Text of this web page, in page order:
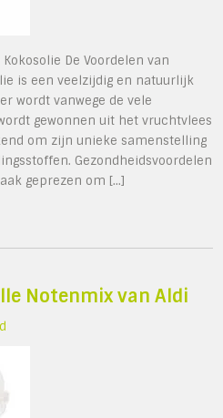
De Voordelen van
is een veelzijdig en natuurlijk
wordt vanwege de vele
gewonnen uit het vruchtvlees
om zijn unieke samenstelling
Gezondheidsvoordelen
geprezen om […]
Notenmix van Aldi